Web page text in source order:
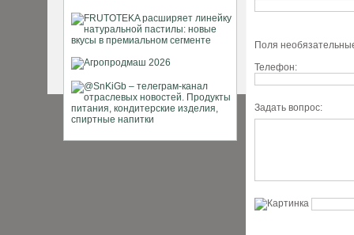
Поля
Телефон:
Задать вопрос: